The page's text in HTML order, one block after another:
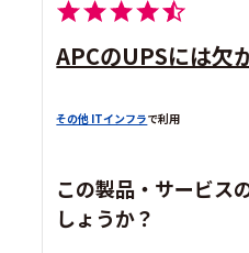
APCのUPSには欠
その他 ITインフラで利用
この製品・サービス
しょうか？